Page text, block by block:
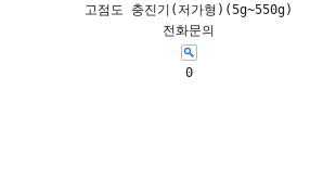
고점도 충진기(저가형)(5g~550g)
전화문의
0